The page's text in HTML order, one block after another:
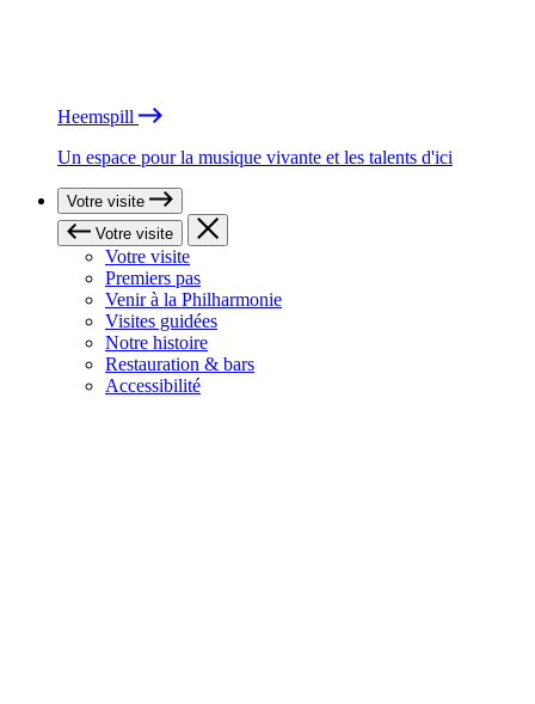
Heemspill
Un espace pour la musique vivante et les talents d'ici
Votre visite
Votre visite
Votre visite
Premiers pas
Venir à la Philharmonie
Visites guidées
Notre histoire
Restauration & bars
Accessibilité